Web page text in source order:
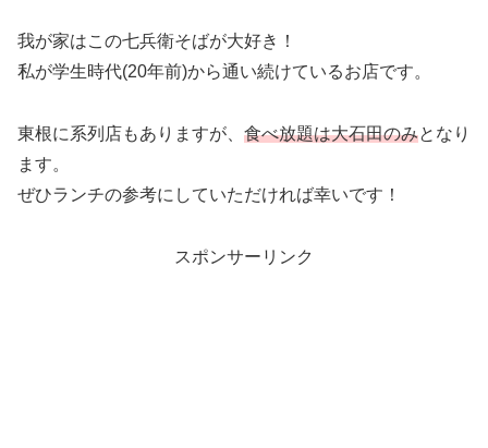
我が家はこの七兵衛そばが大好き！
私が学生時代(20年前)から通い続けているお店です。
東根に系列店もありますが、 食べ放題は大石田のみとなり
ます。
ぜひランチの参考にしていただければ幸いです！
スポンサーリンク